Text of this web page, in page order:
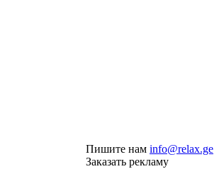
Пишите нам info@relax.ge
Заказать рекламу